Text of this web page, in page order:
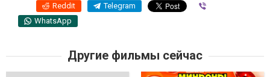
Reddit Telegram
WhatsApp
Другие фильмы сейчас